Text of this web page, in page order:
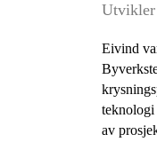
Utvikler
Eivind
av